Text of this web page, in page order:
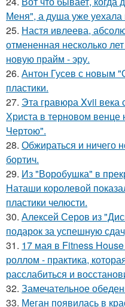
Меня", а душа уже уехала
25. Настя ивлеева,
отмененная несколько
новую прайм - эру.
26. Антон Гусев с новым
пластики.
27. Эта гравюра Xvii века
Христа в терновом
Чертою".
28. Обжираться и ничего
бортич.
29. Из "Воробушка" в
Наташи королевой
пластики челюсти.
30. Алексей Серов из
подарок за успешную
31. 17 мая в Fitness
роллом - практика,
расслабиться и
32. Замечательное
33. Меган появилась в